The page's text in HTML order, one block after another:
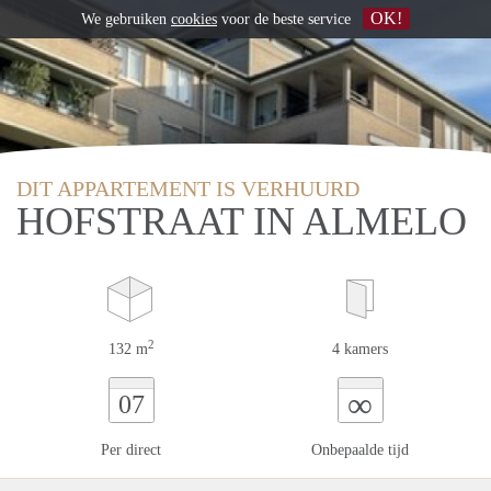
DIT APPARTEMENT IS VERHUURD
HOFSTRAAT IN ALMELO
132 m2 4 kamers
07
Per direct
∞
Onbepaalde tijd
We gebruiken cookies voor de beste service OK!